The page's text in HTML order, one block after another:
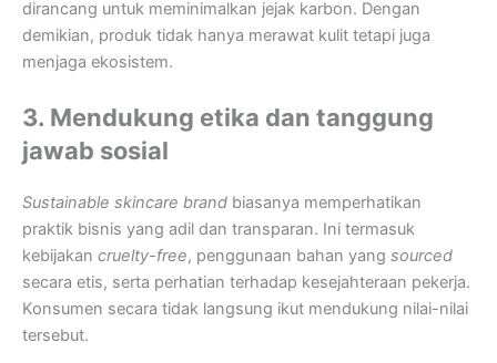
dirancang untuk meminimalkan jejak karbon. Dengan
demikian, produk tidak hanya merawat kulit tetapi juga
menjaga ekosistem.
3. Mendukung etika dan tanggung
jawab sosial
Sustainable skincare brand biasanya memperhatikan
praktik bisnis yang adil dan transparan. Ini termasuk
kebijakan cruelty-free, penggunaan bahan yang sourced
secara etis, serta perhatian terhadap kesejahteraan pekerja.
Konsumen secara tidak langsung ikut mendukung nilai-nilai
tersebut.